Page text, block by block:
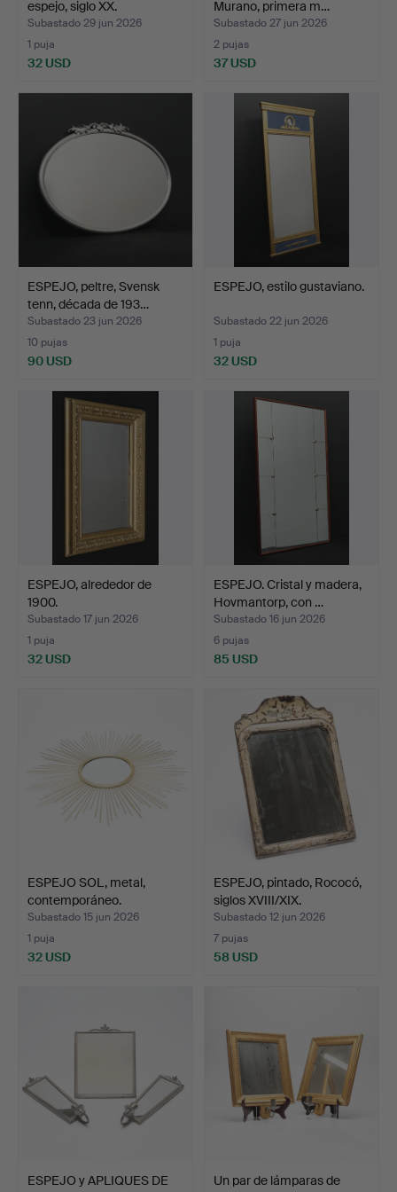
espejo, siglo XX.
Subastado 29 jun 2026
1 puja
32 USD
Murano, primera m…
Subastado 27 jun 2026
2 pujas
37 USD
ESPEJO, peltre, Svensk
tenn, década de 193…
Subastado 23 jun 2026
10 pujas
90 USD
ESPEJO, estilo gustaviano.
Subastado 22 jun 2026
1 puja
32 USD
ESPEJO, alrededor de
1900.
Subastado 17 jun 2026
1 puja
32 USD
ESPEJO. Cristal y madera,
Hovmantorp, con …
Subastado 16 jun 2026
6 pujas
85 USD
ESPEJO SOL, metal,
contemporáneo.
Subastado 15 jun 2026
1 puja
32 USD
ESPEJO, pintado, Rococó,
siglos XVIII/XIX.
Subastado 12 jun 2026
7 pujas
58 USD
ESPEJO y APLIQUES DE
Un par de lámparas de